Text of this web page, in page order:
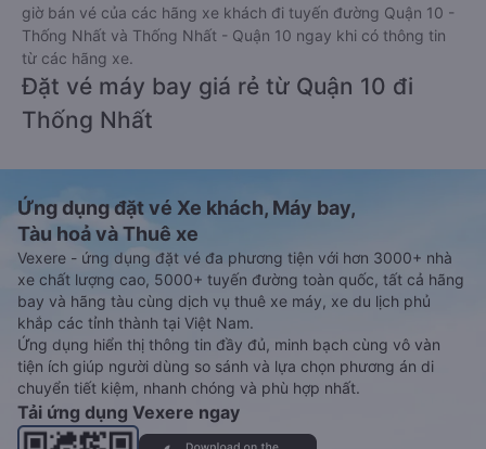
giờ bán vé của các hãng xe khách đi tuyến đường Quận 10 -
Thống Nhất và Thống Nhất - Quận 10 ngay khi có thông tin
từ các hãng xe.
Đặt vé máy bay giá rẻ từ Quận 10 đi
Thống Nhất
Ứng dụng đặt vé Xe khách, Máy bay,
Tàu hoả và Thuê xe
Vexere - ứng dụng đặt vé đa phương tiện với hơn 3000+ nhà
xe chất lượng cao, 5000+ tuyến đường toàn quốc, tất cả hãng
bay và hãng tàu cùng dịch vụ thuê xe máy, xe du lịch phủ
khắp các tỉnh thành tại Việt Nam.
Ứng dụng hiển thị thông tin đầy đủ, minh bạch cùng vô vàn
tiện ích giúp người dùng so sánh và lựa chọn phương án di
chuyển tiết kiệm, nhanh chóng và phù hợp nhất.
Tải ứng dụng Vexere ngay